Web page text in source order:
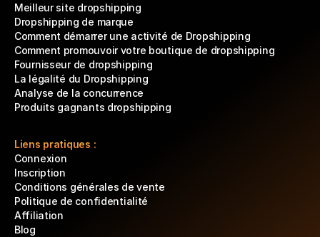
Meilleur site dropshipping
Dropshipping de marque
Comment démarrer une activité de Dropshipping
Comment promouvoir votre boutique de dropshipping
Fournisseur de dropshipping
La légalité du Dropshipping
Analyse de la concurrence
Produits gagnants dropshipping
Liens pratiques :
Connexion
Inscription
Conditions générales de vente
Politique de confidentialité
Affiliation
Blog